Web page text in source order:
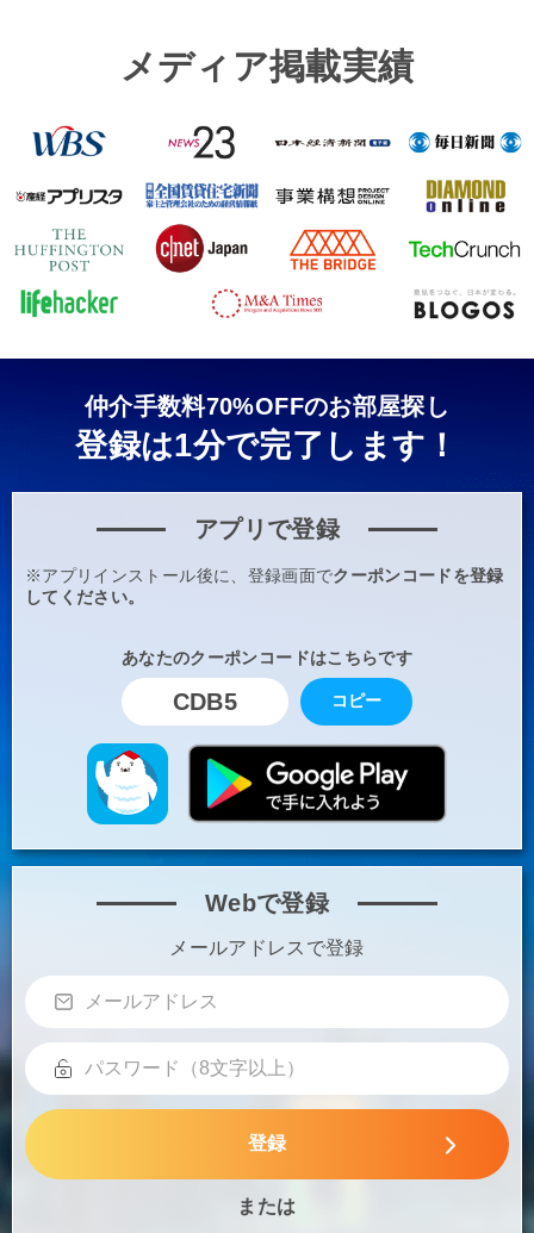
メディア掲載実績
仲介手数料70%OFFのお部屋探し
登録は1分で完了します！
アプリで登録
※アプリインストール後に、登録画面でクーポンコードを登録
してください。
あなたのクーポンコードはこちらです
CDB5 コピー
Webで登録
メールアドレスで登録
登録
または